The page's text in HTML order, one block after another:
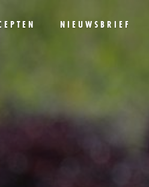
NIEUWSBRIEF